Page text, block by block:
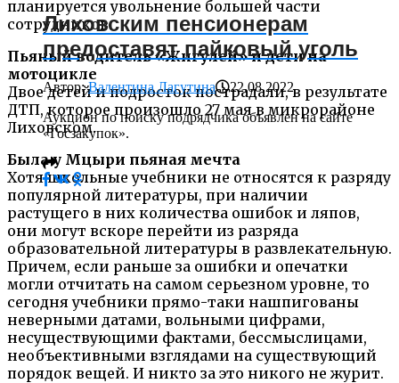
планируется увольнение большей части
сотрудников.
Пьяный водитель «Жигулей» и дети на
мотоцикле
Двое детей и подросток пострадали, в результате
ДТП, которое произошло 27 мая в микрорайоне
Лиховском.
Была у Мцыри пьяная мечта
Хотя школьные учебники не относятся к разряду
популярной литературы, при наличии
растущего в них количества ошибок и ляпов,
они могут вскоре перейти из разряда
образовательной литературы в развлекательную.
Причем, если раньше за ошибки и опечатки
могли отчитать на самом серьезном уровне, то
сегодня учебники прямо-таки нашпигованы
неверными датами, вольными цифрами,
несуществующими фактами, бессмыслицами,
необъективными взглядами на существующий
порядок вещей. И никто за это никого не журит.
Лиховским пенсионерам
предоставят пайковый уголь
Автор:Валентина Лагутина
22.08.2022
Аукцион по поиску подрядчика объявлен на сайте
«Госзакупок».